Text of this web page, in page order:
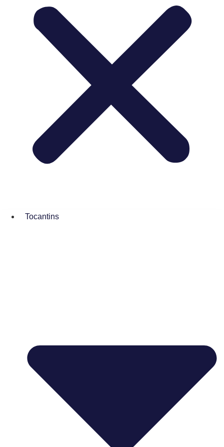
Tocantins